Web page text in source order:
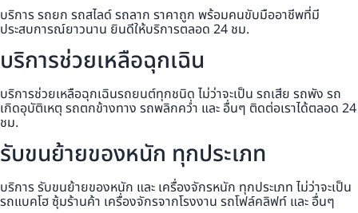
บริการ รถยก รถสไลด์ รถลาก ราคาถูก พร้อมคนขับมืออาชีพที่มี
ประสบการณ์ยาวนาน ยินดีให้บริการตลอด 24 ชม.
บริการช่วยเหลือฉุกเฉิน
บริการช่วยเหลือฉุกเฉินรถยนต์ทุกชนิด ไม่ว่าจะเป็น รถเสีย รถพัง รถ
เกิดอุบัติเหตุ รถตกข้างทาง รถพลิกคว่ำ และ อื่นๆ ติดต่อเราได้ตลอด 24
ชม.
รับขนย้ายของหนัก ทุกประเภท
บริการ รับขนย้ายของหนัก และ เครื่องจักรหนัก ทุกประเภท ไม่ว่าจะเป็น
รถแบคโฮ ซุ้มร้านค้า เครื่องจักรจากโรงงาน รถโฟล์คลิฟท์ และ อื่นๆ